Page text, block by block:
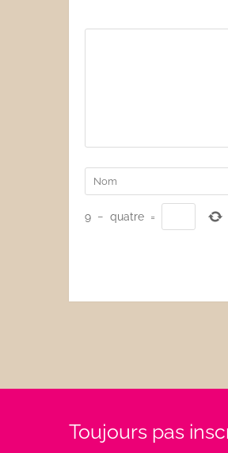
9 − quatre =
Toujours pas